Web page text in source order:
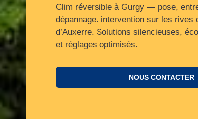
Clim réversible à Gurgy — pose,
dépannage. intervention sur les rives
d’Auxerre. Solutions silencieuses,
et réglages optimisés.
NOUS CONTACTER